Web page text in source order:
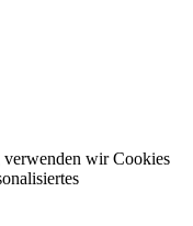
wir Cookies